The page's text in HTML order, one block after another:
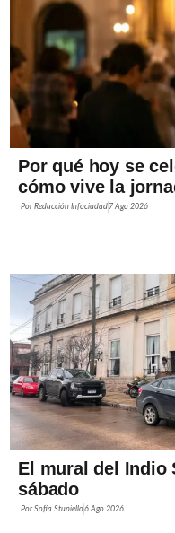
Por qué hoy se
cómo vive la
PorRedacción Infociudad 7 Ago 2026
El mural del Indio
sábado
PorSofía Stupiello6 Ago 2026